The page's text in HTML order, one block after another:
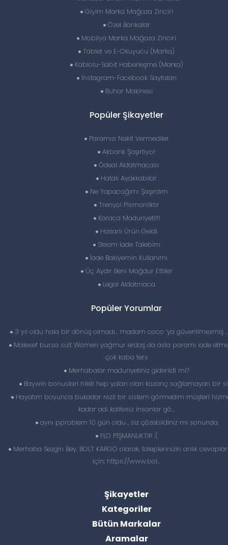
Giyim Marka Mağaza Zinciri
Özel Bankalar
Mobilya Marka Mağaza Zinciri
Tablet ve E-Okuyucu (Marka)
Kablolu-Sabit Haberleşme (Marka)
İnstagram-Facebook Sayfaları
Buhar Makinesi
Popüler Şikayetler
Paramızı Nakit Vermediler
Akbank Şaşırtıyor
Ödeal Aldatmacası
Hatalı Ayakkabılar
Ne Yapacağımı Şaşırdım
Trenyol Pismanliktir
Karaca Maduriyeti!!!
Hasarlı Ürün Geldi
Steam Iade Talebim
İade Bakiyemin Kullanımı
Üç Aydır Beni Mağdur Ettiler
Legal Aldatmaca
Popüler Yorumlar
3 yıl oldu hala bir dönüş olmadı… madam coco ‘ya güvenilmezmiş
Malesef bursa suit Women yağmur erdaş da asla paramı iade
çok kaba ters
Merhabalar maduriyetiniz giderildi mi?
Baywin bonuslari hileli hep yalan olan kazanç sağlamayan bir
Hayatım boyunca bukadar rezil bir sistem görmedim müşteri
kadar adi kalitesiz insanlar gö...
aynı pproblem 10 gün oldu , siz çözebildiniz mi sonunda
FLO PİŞMANLIKTIR :(
Merhaba Sezgin Bey, BOLT KARGO olarak, taleplerinizin anlık
için; https://www.bol...
Şikayetler
Kategoriler
Bütün Markalar
Aramalar